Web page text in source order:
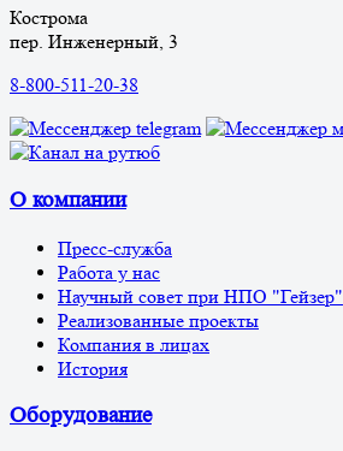
Кострома
пер. Инженерный, 3
8-800-511-20-38
О компании
Пресс-служба
Работа у нас
Научный совет при НПО "Гейзер"
Реализованные проекты
Компания в лицах
История
Оборудование